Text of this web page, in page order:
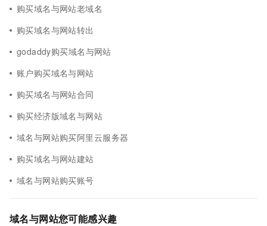
购买域名与网站老域名
购买域名与网站转出
godaddy购买域名与网站
账户购买域名与网站
购买域名与网站合同
购买经济版域名与网站
域名与网站购买阿里云服务器
购买域名与网站建站
域名与网站购买账号
域名与网站您可能感兴趣